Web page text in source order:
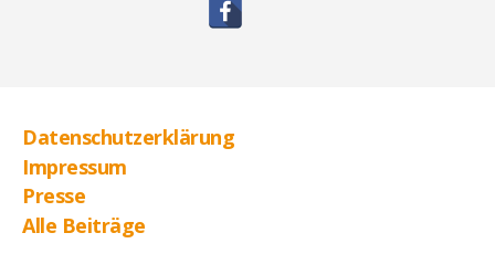
Datenschutzerklärung
Impressum
Presse
Alle Beiträge